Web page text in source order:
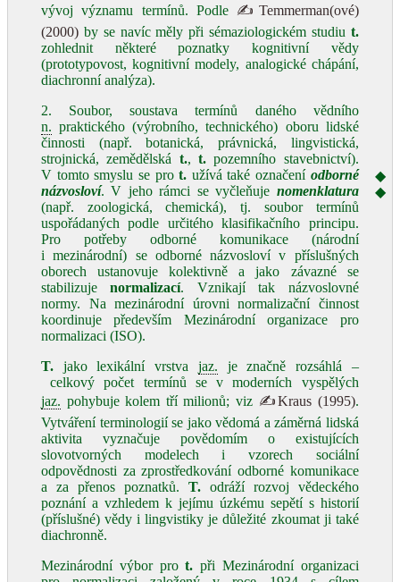
vývoj významu termínů. Podle ✍Temmerman(ové)
(2000) by se navíc měly při sémaziologickém studiu t.
zohlednit některé poznatky kognitivní vědy
(prototypovost, kognitivní modely, analogické chápání,
diachronní analýza).
2. Soubor, soustava termínů daného vědního
n. praktického (výrobního, technického) oboru lidské
činnosti (např. botanická, právnická, lingvistická,
strojnická, zemědělská t.,t. pozemního stavebnictví).
V tomto smyslu se prot. užívá také označení odborné
názvosloví. V jeho rámci se vyčleňuje nomenklatura
(např. zoologická, chemická), tj. soubor termínů
uspořádaných podle určitého klasifikačního principu.
Pro potřeby odborné komunikace (národní
i mezinárodní) se odborné názvosloví v příslušných
oborech ustanovuje kolektivně a jako závazné se
stabilizujenormalizací. Vznikají tak názvoslovné
normy. Na mezinárodní úrovni normalizační činnost
koordinuje především Mezinárodní organizace pro
normalizaci (ISO).
T. jako lexikální vrstva jaz. je značně rozsáhlá –
celkový počet termínů se v moderních vyspělých
jaz. pohybuje kolem tří milionů; viz ✍Kraus (1995).
Vytváření terminologií se jako vědomá a záměrná lidská
aktivita vyznačuje povědomím o existujících
slovotvorných modelech i vzorech sociální
odpovědnosti za zprostředkování odborné komunikace
a za přenos poznatků. T.odráží rozvoj vědeckého
poznání a vzhledem k jejímu úzkému sepětí s historií
(příslušné) vědy i lingvistiky je důležité zkoumat ji také
diachronně.
Mezinárodní výbor prot. při Mezinárodní organizaci
◆
◆